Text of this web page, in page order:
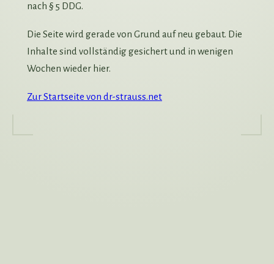
nach § 5 DDG.
Die Seite wird gerade von Grund auf neu gebaut. Die
Inhalte sind vollständig gesichert und in wenigen
Wochen wieder hier.
Zur Startseite von dr-strauss.net